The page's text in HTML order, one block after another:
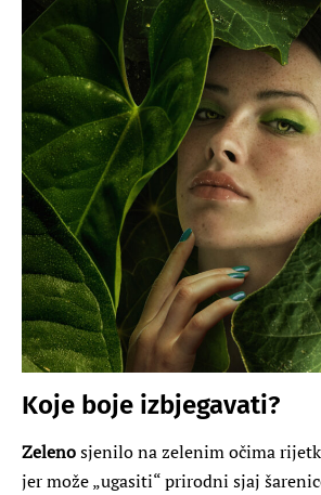
Koje boje izbjegavati?
Zelenosjenilo na zelenim očima
jer može „ugasiti“ prirodni sjaj